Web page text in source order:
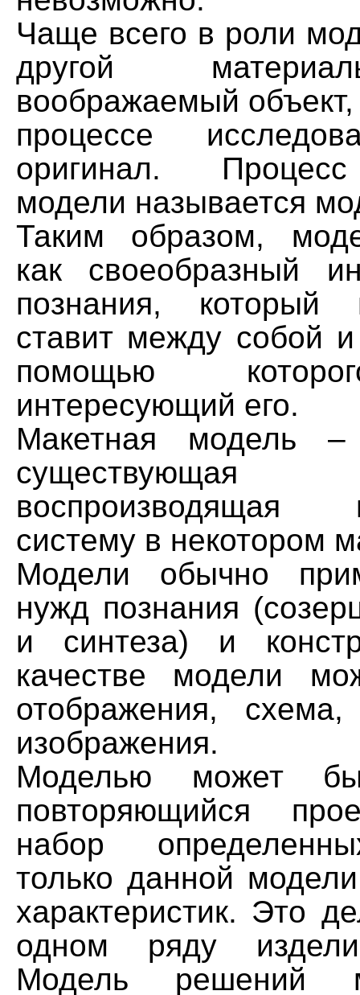
Чаще всего в роли
другой
воображаемый
процессе
оригинал.
модели называется
Таким образом,
как своеобразный
познания, который
ставит между собой
помощью
интересующий его.
Макетная модель
воспроизводящая
систему в некотором
Модели обычно
нужд познания
и синтеза) и
качестве модели
отображения,
изображения.
Моделью может
повторяющийся
набор
только данной
характеристик. Это
одном ряду
Модель решений